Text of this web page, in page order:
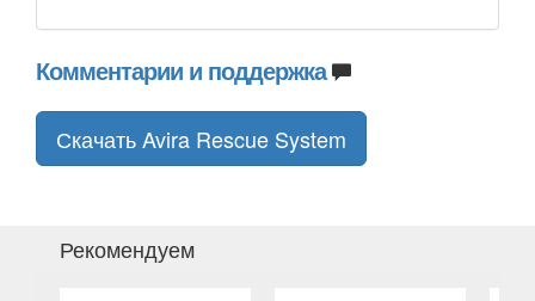
Комментарии и поддержка
Скачать Avira Rescue System
Рекомендуем